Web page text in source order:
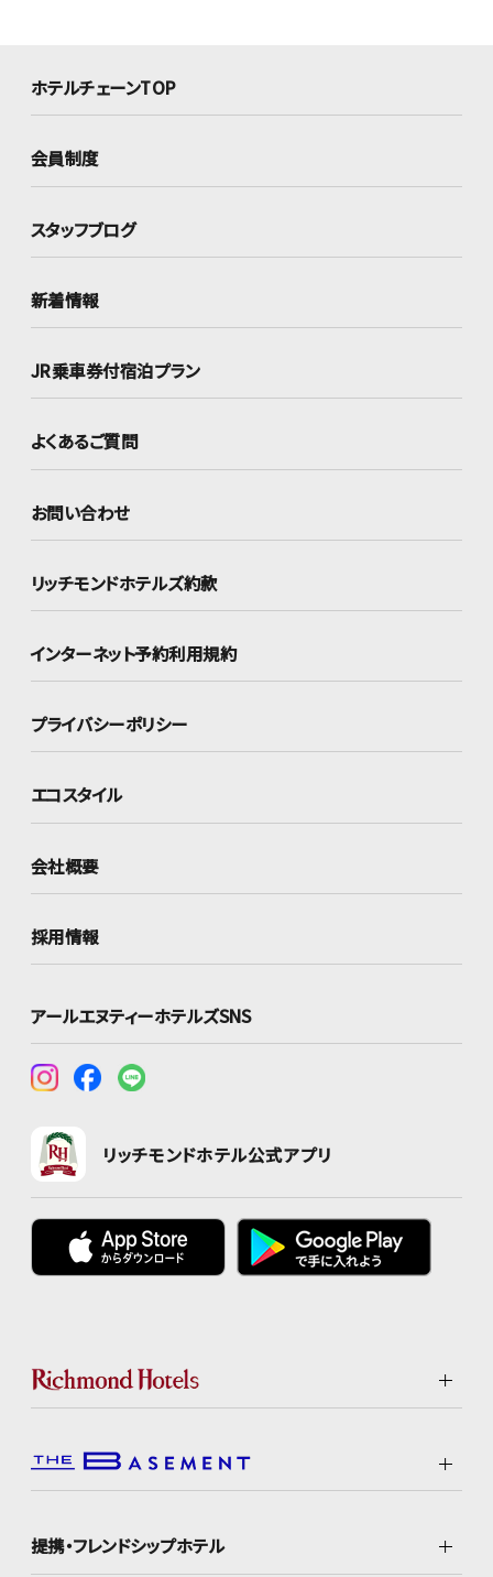
ホテルチェーンTOP
会員制度
スタッフブログ
新着情報
JR乗車券付宿泊プラン
よくあるご質問
お問い合わせ
リッチモンドホテルズ約款
インターネット予約利用規約
プライバシーポリシー
エコスタイル
会社概要
採用情報
アールエヌティーホテルズSNS
リッチモンドホテル公式アプリ
提携・フレンドシップホテル